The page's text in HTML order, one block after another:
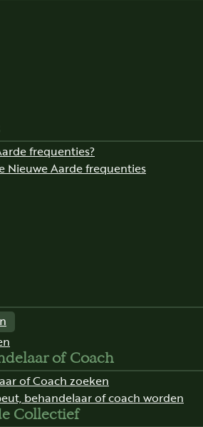
frequenties?
Nieuwe Aarde frequenties
of Coach
of Coach zoeken
behandelaar of coach worden
Collectief